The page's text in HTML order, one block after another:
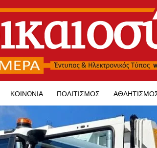
ΚΟΙΝΩΝΊΑ ΠΟΛΙΤΙΣΜΌΣ